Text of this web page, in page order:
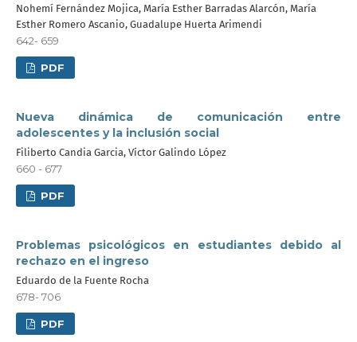
Nohemí Fernández Mojica, María Esther Barradas Alarcón, María
Esther Romero Ascanio, Guadalupe Huerta Arimendi
642- 659
PDF
Nueva dinámica de comunicación entre
adolescentes y la inclusión social
Filiberto Candia Garcia, Víctor Galindo López
660 - 677
PDF
Problemas psicológicos en estudiantes debido al
rechazo en el ingreso
Eduardo de la Fuente Rocha
678- 706
PDF